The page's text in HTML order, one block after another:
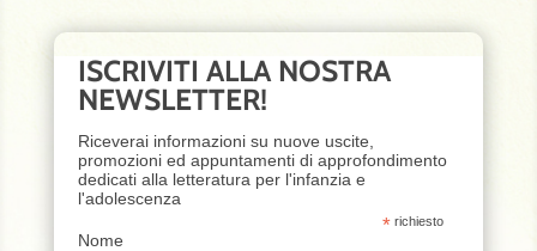
ISCRIVITI ALLA NOSTRA
NEWSLETTER!
Riceverai informazioni su nuove uscite,
promozioni ed appuntamenti di approfondimento
dedicati alla letteratura per l'infanzia e
l'adolescenza
* richiesto
Nome